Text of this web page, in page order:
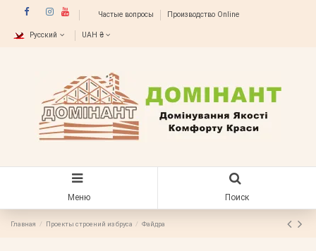
Частые вопросы Производство Online
Русский UAH ₴
Меню Поиск
Главная Проекты строений из бруса Файдра